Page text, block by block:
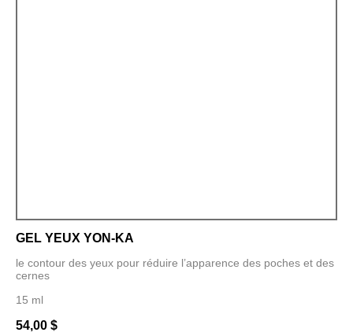
GEL YEUX YON-KA
le contour des yeux pour réduire l’apparence des poches et des
cernes
15 ml
54,00 $